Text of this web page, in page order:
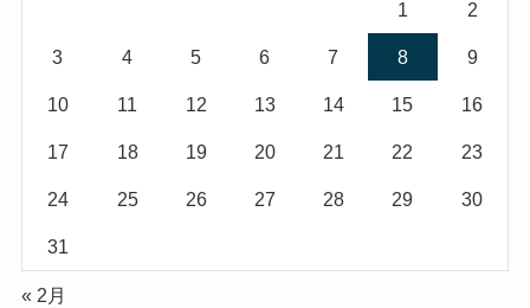
1 2
3 4 5 6 7 8 9
10 11 12 13 14 15 16
17 18 19 20 21 22 23
24 25 26 27 28 29 30
31
« 2月